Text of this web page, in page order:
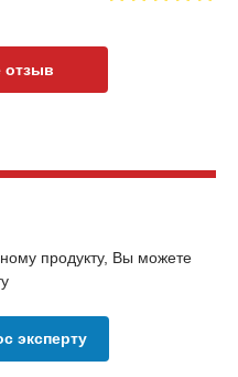
отзыв
продукту, Вы можете
эксперту